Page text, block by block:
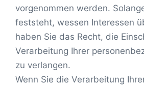
vorgenommen werden.
feststeht, wessen Interessen
haben Sie das Recht, die
Verarbeitung Ihrer
zu verlangen.
Wenn Sie die Verarbeitung